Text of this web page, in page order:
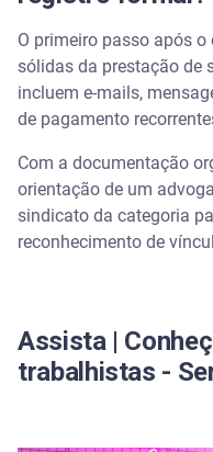
O primeiro passo após
sólidas da prestação de
incluem e-mails,
de pagamento
Com a documentação
orientação de um
sindicato da categoria
reconhecimento de
Assista |
trabalhistas -